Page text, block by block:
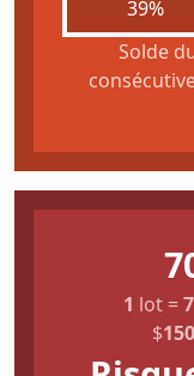
39%
Solde
1 lot =7
$150